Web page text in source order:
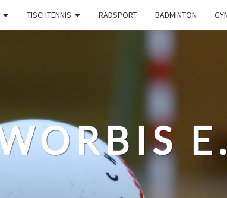
TISCHTENNIS RADSPORT BADMINTON